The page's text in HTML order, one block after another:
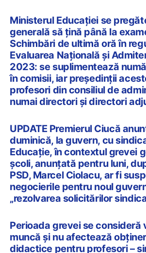
Ministerul Educației se
generală să țină până la
Schimbări de ultimă oră în
Evaluarea Națională și
2023: se suplimentează
în comisii, iar președinții
profesori din consiliul de
numai directori și directori
UPDATE Premierul Ciucă
duminică, la guvern, cu
Educație, în contextul grevei
școli, anunțată pentru luni,
PSD, Marcel Ciolacu, ar fi
negocierile pentru noul
„rezolvarea solicitărilor
Perioada grevei se consideră
muncă și nu afectează
didactice pentru profesori –